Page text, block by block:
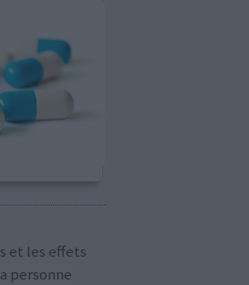
et les effets
personne